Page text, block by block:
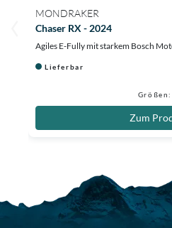
MONDRAKER
Chaser RX - 2024
Agiles E-Fully mit starkem Bosch
Lieferbar
Größen:
Zum